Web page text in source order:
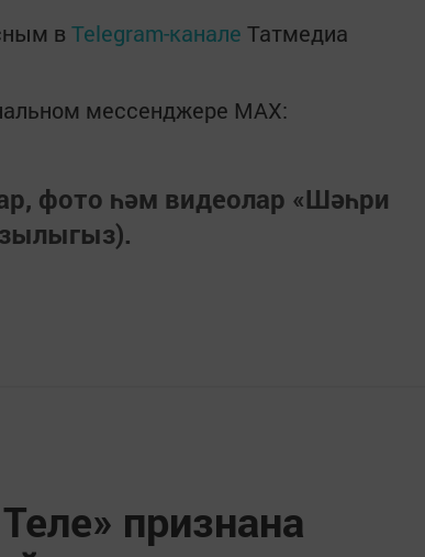
в Telegram-канале Татмедиа
мессенджере MАХ:
фото һәм видеолар «Шәһри
признана